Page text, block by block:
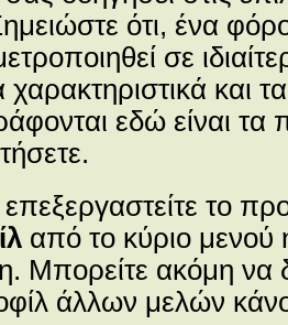
ότι, ένα
σε
χαρακτηριστικά
εδώ είναι
επεξεργαστείτε το
από το κύριο μενού
Μπορείτε ακόμη να
άλλων μελών